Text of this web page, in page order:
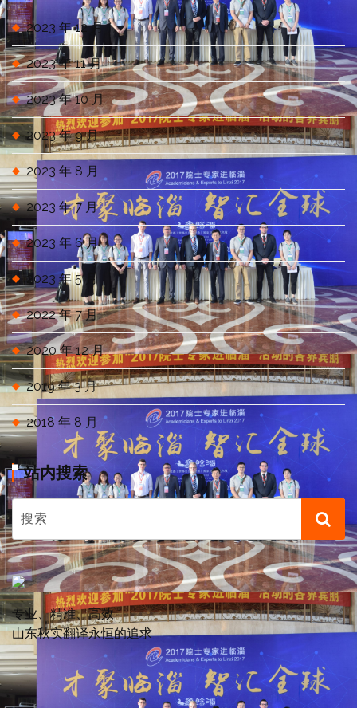
2023 年 12 月
2023 年 11 月
2023 年 10 月
2023 年 9 月
2023 年 8 月
2023 年 7 月
2023 年 6 月
2023 年 5 月
2022 年 7 月
2020 年 12 月
2019 年 3 月
2018 年 8 月
站内搜索
专业、精准、高效
山东秋实翻译永恒的追求